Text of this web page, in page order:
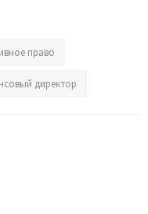
право
директор